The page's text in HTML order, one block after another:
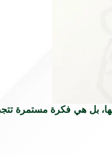
بل هي فكرة مستمرة